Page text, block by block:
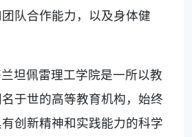
队合作能力，以及身体健
坦佩雷理工学院是一所以教
于世的高等教育机构，始终
创新精神和实践能力的科学